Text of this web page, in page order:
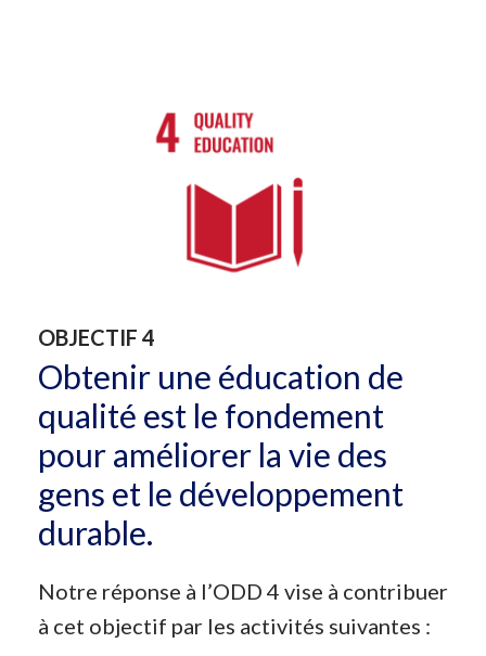
OBJECTIF 4
Obtenir une éducation de
qualité est le fondement
pour améliorer la vie des
gens et le développement
durable.
Notre réponse à l’ODD 4 vise à contribuer
à cet objectif par les activités suivantes :